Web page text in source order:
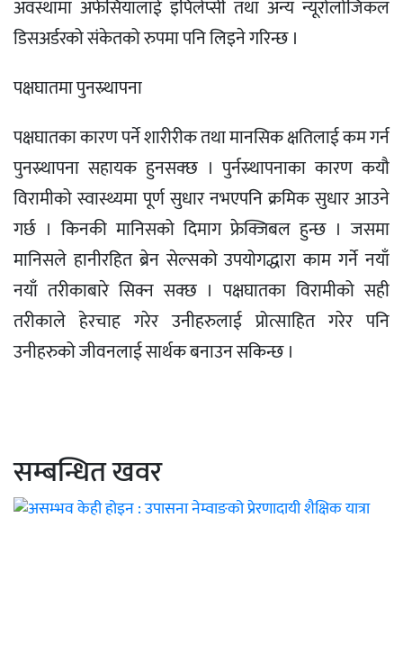
अवस्थामा अफेसियालाई इपिलेप्सी तथा अन्य न्यूरोलोजिकल
डिसअर्डरको संकेतको रुपमा पनि लिइने गरिन्छ ।
पक्षघातमा पुनस्र्थापना
पक्षघातका कारण पर्ने शारीरीक तथा मानसिक क्षतिलाई कम गर्न
पुनस्र्थापना सहायक हुनसक्छ । पुर्नस्र्थापनाका कारण कयौ
विरामीको स्वास्थ्यमा पूर्ण सुधार नभएपनि क्रमिक सुधार आउने
गर्छ । किनकी मानिसको दिमाग फ्रेक्जिबल हुन्छ । जसमा
मानिसले हानीरहित ब्रेन सेल्सको उपयोगद्धारा काम गर्ने नयाँ
नयाँ तरीकाबारे सिक्न सक्छ । पक्षघातका विरामीको सही
तरीकाले हेरचाह गरेर उनीहरुलाई प्रोत्साहित गरेर पनि
उनीहरुको जीवनलाई सार्थक बनाउन सकिन्छ ।
सम्बन्धित खवर